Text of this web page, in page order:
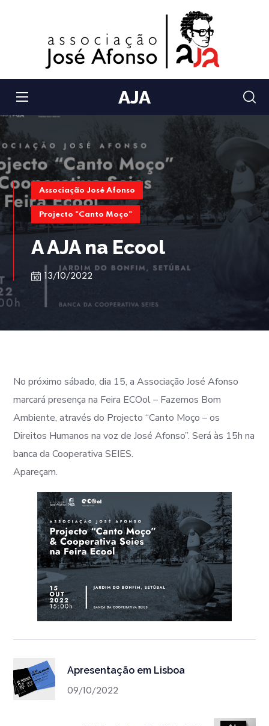
AJA
Associação José Afonso
Projecto "Canto Moço"
A AJA na Ecool
13/10/2022
No próximo sábado, dia 15, a Associação José Afonso
marcará presença na Feira ECOol – Fazemos Bom
Ambiente, através do Projecto “Canto Moço – os
Direitos Humanos na voz de José Afonso”. Será às 15h na
banca da Cooperativa SEIES.
Apareçam.
Apresentação em Lisboa
09/10/2022